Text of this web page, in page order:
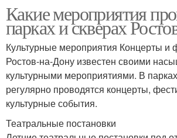
Какие мероприятия
парках и скверах
Культурные мероприятия Концерты и
Ростов-на-Дону известен своими
культурными мероприятиями. В
регулярно проводятся концерты,
культурные события.
Театральные постановки